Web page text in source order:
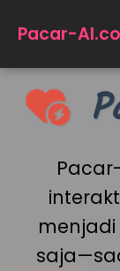
Pacar-